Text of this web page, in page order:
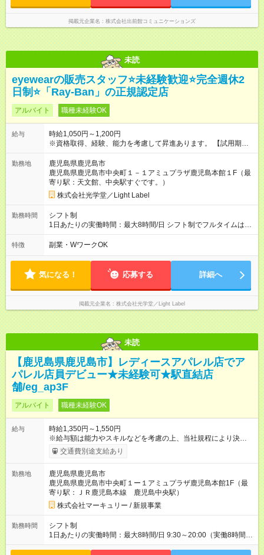
掲載元企業名 株式会社出前館コミュニケーションズ
未読
eyewearの販売スタッフ⭐️未経験歓迎⭐️完全週休2
日制⭐️「Ray-Ban」の正規認定店
アルバイト 職種未経験OK
給与
時給1,050円～1,200円
※資格取得、経験、能力を考慮して昇進あります。 【試用期
間】試用期間なし
勤務地
鹿児島県鹿児島市
鹿児島県鹿児島市中央町１－１アミュプラザ鹿児島本館１F（最
寄り駅：天文館、中央駅すぐです。）
株式会社光学堂／Light Label
勤務時間
シフト制
1日あたりの実働時間：最大8時間/日 シフト制でフルタイムは、
1. 9:30 から19:00 まで 1.5時間休憩 2. 11:00 から20: 00 まで
１時間休憩 となりますが、４、５時間だけの入るなど忙しい時
特徴 副業・WワークOK
気になる！ 応募する 詳細へ
掲載元企業名 株式会社光学堂／Light Label
未読
【鹿児島県鹿児島市】レディースアパレル店でア
パレル店員デビュー★未経験可★駅直結店
舗/eg_ap3F
アルバイト 職種未経験OK
給与
時給1,350円～1,550円
※給与額は能力やスキルなどを考慮の上、当社規程により決定し
ます。 ■月給例 時給1，400円×実働8時間×月22日勤務＝246，
400円 【試用期間】試用期間あり 試用期間の長さ：3ヶ月 雇用
交通費別途支給あり
勤務地
鹿児島県鹿児島市
鹿児島県鹿児島市中央町１ー１アミュプラザ鹿児島本館1F（最
寄り駅：ＪＲ鹿児島本線 鹿児島中央駅）
株式会社マーキュリー / 新規事業
勤務時間
シフト制
1日あたりの実働時間：最大8時間/日 9:30～20:00（実働8時間／
休憩1時間） ■シフト例 9：30～18：30 11：00～20：00 ■週5